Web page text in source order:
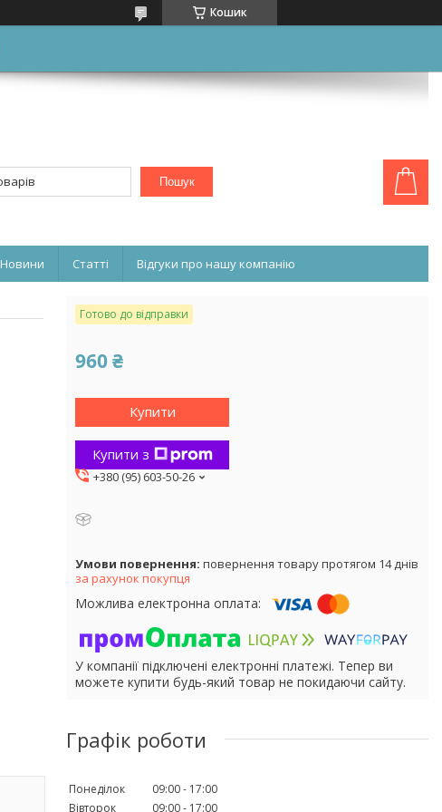
Кошик
Пошук
Новини Статті Відгуки про нашу компанію
Готово до відправки
960 ₴
Купити
Купити з
+380 (95) 603-50-26
повернення товару протягом 14 днів
за рахунок покупця
У компанії підключені електронні платежі. Тепер ви
можете купити будь-який товар не покидаючи сайту.
Графік роботи
Понеділок 09:00
17:00
Вівторок
09:00 17:00